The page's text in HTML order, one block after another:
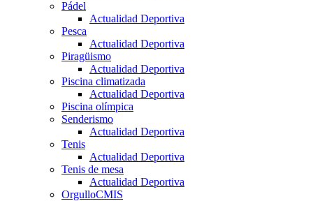
Pádel
Actualidad Deportiva
Pesca
Actualidad Deportiva
Piragüismo
Actualidad Deportiva
Piscina climatizada
Actualidad Deportiva
Piscina olímpica
Senderismo
Actualidad Deportiva
Tenis
Actualidad Deportiva
Tenis de mesa
Actualidad Deportiva
OrgulloCMIS